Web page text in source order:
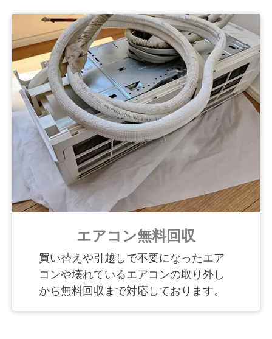
エアコン無料回収
買い替えや引越しで不要になったエア
コンや壊れているエアコンの取り外し
から無料回収まで対応しております。